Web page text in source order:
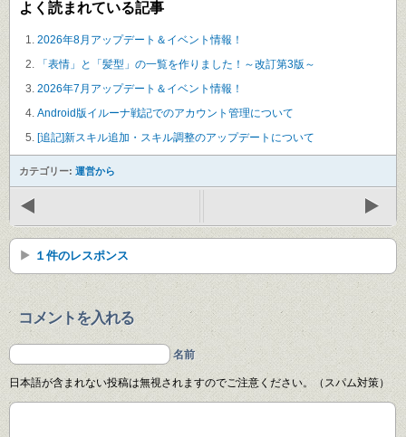
よく読まれている記事
2026年8月アップデート＆イベント情報！
「表情」と「髪型」の一覧を作りました！～改訂第3版～
2026年7月アップデート＆イベント情報！
Android版イルーナ戦記でのアカウント管理について
[追記]新スキル追加・スキル調整のアップデートについて
カテゴリー: 運営から
１件のレスポンス
コメントを入れる
名前
日本語が含まれない投稿は無視されますのでご注意ください。（スパム対策）